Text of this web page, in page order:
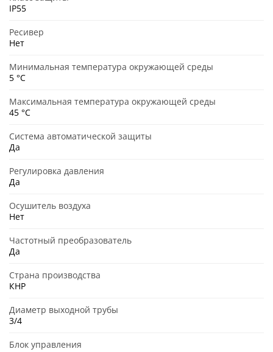
IP55
Ресивер
Нет
Минимальная температура окружающей среды
5 °C
Максимальная температура окружающей среды
45 °C
Система автоматической защиты
Да
Регулировка давления
Да
Осушитель воздуха
Нет
Частотный преобразователь
Да
Страна производства
КНР
Диаметр выходной трубы
3/4
Блок управления